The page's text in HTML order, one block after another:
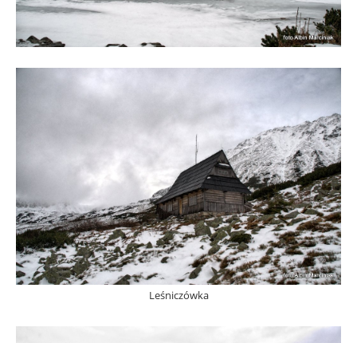
Leśniczówka